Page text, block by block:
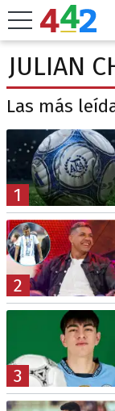
JULIAN
Las más
1
2
3